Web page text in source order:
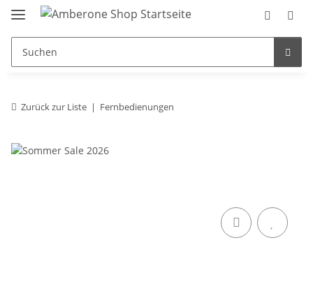
Zurück zur Liste Fernbedienungen